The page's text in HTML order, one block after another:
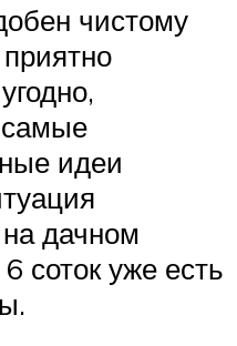
чистому
идеи
дачном
соток уже есть